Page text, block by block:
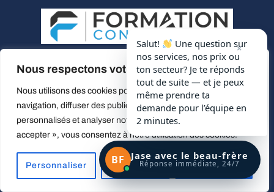
Nous respectons votre vie privée.
Nous utilisons des cookies pour améliorer votre expérience de
navigation, diffuser des publicités ou des contenus
personnalisés et analyser notre trafic. En cliquant sur « Tout
accepter », vous consentez à notre utilisation des cookies.
Personnaliser Tout rejeter Accepter tout
BF Jase avec le beau-frère
Réponse immédiate, 24/7
×
Salut!
Une question sur
nos services, nos prix ou
ton secteur? Je te réponds
tout de suite — et je peux
même prendre ta
demande pour l’équipe en
2 minutes.